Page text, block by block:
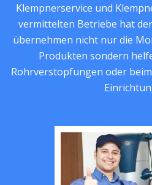
Klempnerservice und
vermittelten Betriebe hat
übernehmen nicht nur die
Produkten sondern
Rohrverstopfungen oder